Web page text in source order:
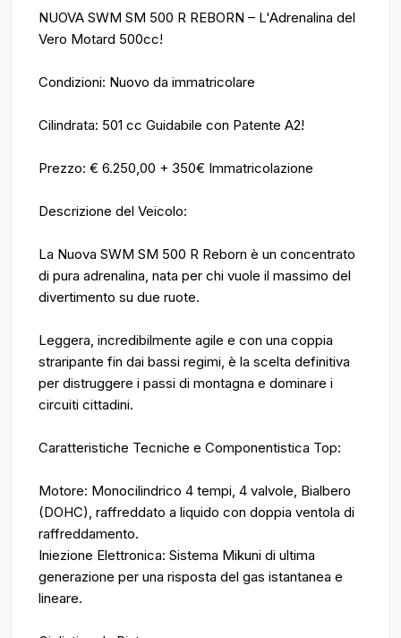
NUOVA SWM SM 500 R REBORN – L'Adrenalina del
Vero Motard 500cc!
Condizioni: Nuovo da immatricolare
Cilindrata: 501 cc Guidabile con Patente A2!
Prezzo: € 6.250,00 + 350€ Immatricolazione
Descrizione del Veicolo:
La Nuova SWM SM 500 R Reborn è un concentrato
di pura adrenalina, nata per chi vuole il massimo del
divertimento su due ruote.
Leggera, incredibilmente agile e con una coppia
straripante fin dai bassi regimi, è la scelta definitiva
per distruggere i passi di montagna e dominare i
circuiti cittadini.
Caratteristiche Tecniche e Componentistica Top:
Motore: Monocilindrico 4 tempi, 4 valvole, Bialbero
(DOHC), raffreddato a liquido con doppia ventola di
raffreddamento.
Iniezione Elettronica: Sistema Mikuni di ultima
generazione per una risposta del gas istantanea e
lineare.